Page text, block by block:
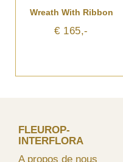
Wreath With Ribbon
€ 165,-
FLEUROP-
INTERFLORA
A propos de nous